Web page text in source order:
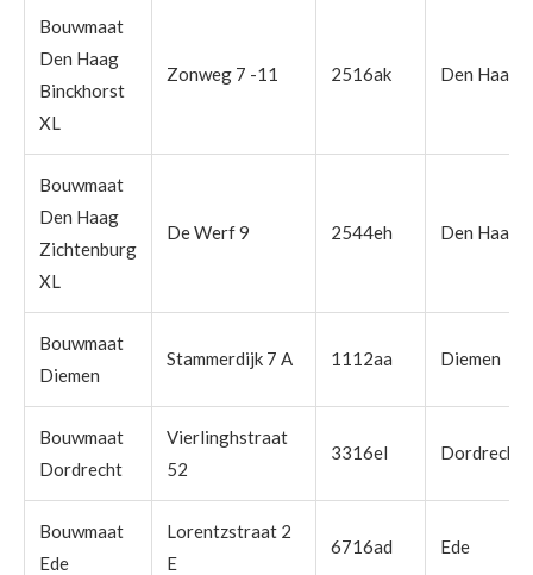
Bouwmaat
Den Haag
Binckhorst
XL
Zonweg 7 -11 2516ak Den Haag
Bouwmaat
Den Haag
Zichtenburg
XL
De Werf 9 2544eh Den Haag
Bouwmaat
Diemen
Stammerdijk 7 A 1112aa Diemen
Bouwmaat
Dordrecht
Vierlinghstraat
52
3316el Dordrecht
Bouwmaat
Ede
Lorentzstraat 2
E
6716ad Ede